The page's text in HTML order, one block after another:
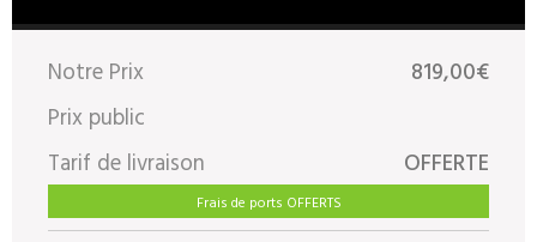
Notre Prix
819,00€
Prix public
Tarif de livraison
OFFERTE
Frais de ports OFFERTS